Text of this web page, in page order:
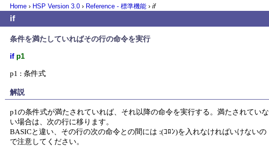
Home › HSP Version 3.0 › Reference - 標準機能 › if
if
条件を満たしていればその行の命令を実行
if p1
p1 : 条件式
解説
p1の条件式が満たされていれば、それ以降の命令を実行する。満たされていな
い場合は、次の行に移ります。
BASICと違い、その行の次の命令との間には :(ｺﾛﾝ)を入れなければいけないの
で注意してください。